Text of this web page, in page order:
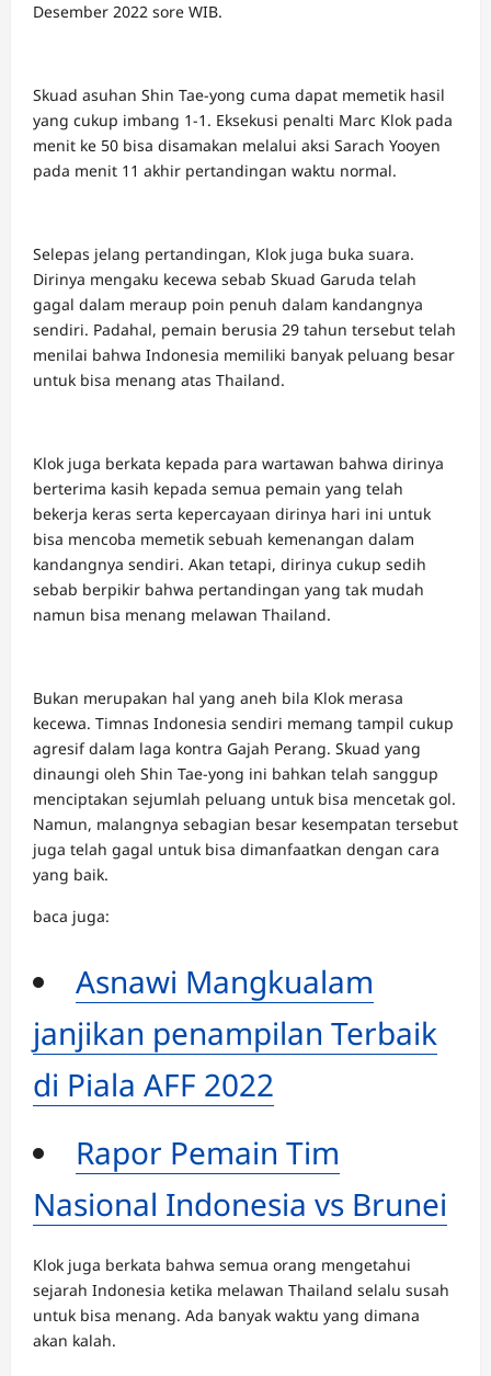
Desember 2022 sore WIB.
Skuad asuhan Shin Tae-yong cuma dapat memetik hasil
yang cukup imbang 1-1. Eksekusi penalti Marc Klok pada
menit ke 50 bisa disamakan melalui aksi Sarach Yooyen
pada menit 11 akhir pertandingan waktu normal.
Selepas jelang pertandingan, Klok juga buka suara.
Dirinya mengaku kecewa sebab Skuad Garuda telah
gagal dalam meraup poin penuh dalam kandangnya
sendiri. Padahal, pemain berusia 29 tahun tersebut telah
menilai bahwa Indonesia memiliki banyak peluang besar
untuk bisa menang atas Thailand.
Klok juga berkata kepada para wartawan bahwa dirinya
berterima kasih kepada semua pemain yang telah
bekerja keras serta kepercayaan dirinya hari ini untuk
bisa mencoba memetik sebuah kemenangan dalam
kandangnya sendiri. Akan tetapi, dirinya cukup sedih
sebab berpikir bahwa pertandingan yang tak mudah
namun bisa menang melawan Thailand.
Bukan merupakan hal yang aneh bila Klok merasa
kecewa. Timnas Indonesia sendiri memang tampil cukup
agresif dalam laga kontra Gajah Perang. Skuad yang
dinaungi oleh Shin Tae-yong ini bahkan telah sanggup
menciptakan sejumlah peluang untuk bisa mencetak gol.
Namun, malangnya sebagian besar kesempatan tersebut
juga telah gagal untuk bisa dimanfaatkan dengan cara
yang baik.
baca juga:
Asnawi Mangkualam
janjikan penampilan Terbaik
di Piala AFF 2022
Rapor Pemain Tim
Nasional Indonesia vs Brunei
Klok juga berkata bahwa semua orang mengetahui
sejarah Indonesia ketika melawan Thailand selalu susah
untuk bisa menang. Ada banyak waktu yang dimana
akan kalah.